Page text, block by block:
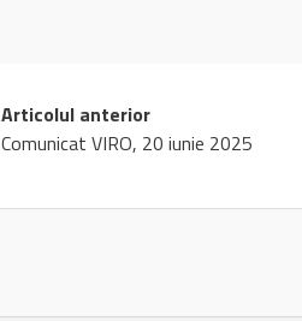
Articolul anterior
Comunicat VIRO, 20 iunie 2025